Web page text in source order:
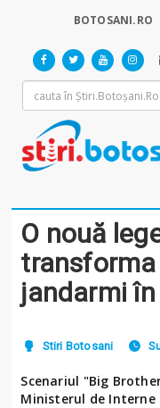
BOTOSANI.RO
O nouă
jandarmi
Stiri Botosani
Scenariul "Big
Ministerul de